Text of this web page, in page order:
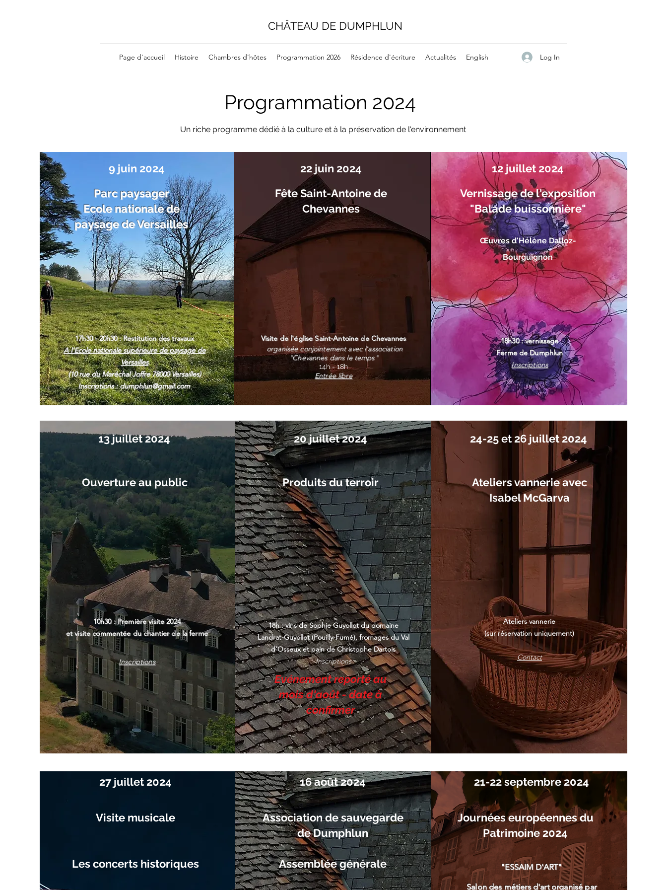
CHÂTEAU DE DUMPHLUN
Page d'accueil Histoire Chambres d'hôtes Programmation 2026 Résidence d'écriture Actualités English Log In
Un riche programme dédié à la culture et à la préservation de l'environnement
Programmation 2024
9 juin 2024
Parc paysager
Ecole nationale de
paysage de Versailles
17h30 - 20h30 : Restitution des travaux
A l'Ecole nationale supérieure de paysage de
Versailles
(10 rue du Maréchal Joffre 78000 Versailles)
Inscriptions :dumphlun@gmail.com
22 juin 2024
Fête Saint-Antoine de
Chevannes
Visite de l'église Saint-Antoine de Chevannes
organisée conjointement avec l'association
"Chevannes dans le temps"
14h - 18h
Entrée libre
12 juillet 2024
Vernissage de l'exposition
"Balade buissonnière"
Œuvres d'Hélène Dalloz-
Bourguignon
18h30 : vernissage
Ferme de Dumphlun
Inscriptions
13 juillet 2024
Ouverture au public
10h30 : Première visite 2024
et visite commentée du chantier de la ferme
Inscriptions
20 juillet 2024
Produits du terroir
18h : vins de Sophie Guyollot du domaine
Landrat-Guyollot (Pouilly-Fumé), fromages du Val
d’Osseux et pain de Christophe Dartois
Inscriptions
*
Evénement reporté au
mois d'août - date à
confirmer
24-25 et 26 juillet 2024
Ateliers vannerie avec
Isabel McGarva
Ateliers vannerie
(sur réservation uniquement)
Contact
27 juillet 2024
Visite musicale
Les concerts historiques
16 août 2024
Association de sauvegarde
de Dumphlun
Assemblée générale
21-22 septembre 2024
Journées européennes du
Patrimoine 2024
"ESSAIM D'ART"
Salon des métiers d'art organisé par